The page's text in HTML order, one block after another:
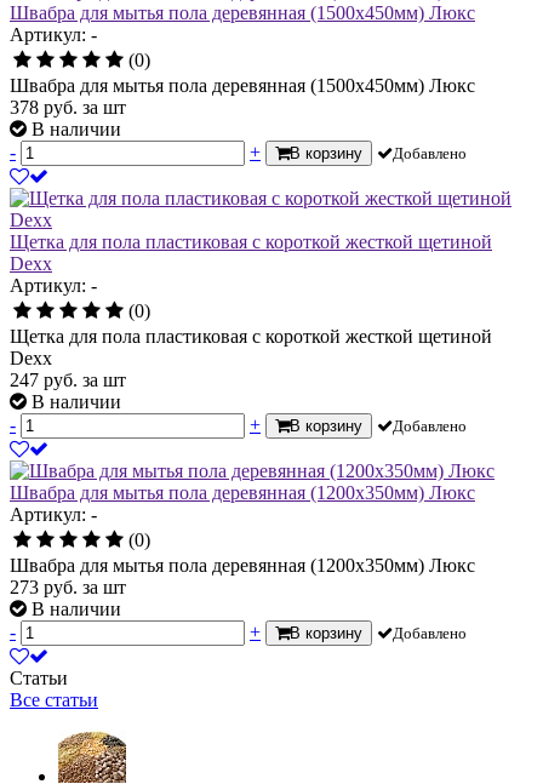
Швабра для мытья пола деревянная (1500х450мм) Люкс
Артикул: -
(0)
Швабра для мытья пола деревянная (1500х450мм) Люкс
378 руб. за шт
В наличии
-
+ В корзину Добавлено
Щетка для пола пластиковая с короткой жесткой щетиной
Dexx
Артикул: -
(0)
Щетка для пола пластиковая с короткой жесткой щетиной
Dexx
247 руб. за шт
В наличии
-
+ В корзину Добавлено
Швабра для мытья пола деревянная (1200х350мм) Люкс
Артикул: -
(0)
Швабра для мытья пола деревянная (1200х350мм) Люкс
273 руб. за шт
В наличии
-
+ В корзину Добавлено
Статьи
Все статьи